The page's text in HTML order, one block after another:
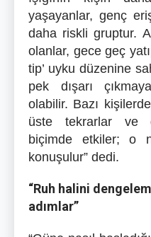
yaşayanlar, genç
daha riskli gruptur.
olanlar, gece geç
tip’ uyku düzenine
pek dışarı
olabilir. Bazı
üste tekrarlar ve
biçimde etkiler; o
konuşulur” dedi.
“Ruh halini
adımlar”